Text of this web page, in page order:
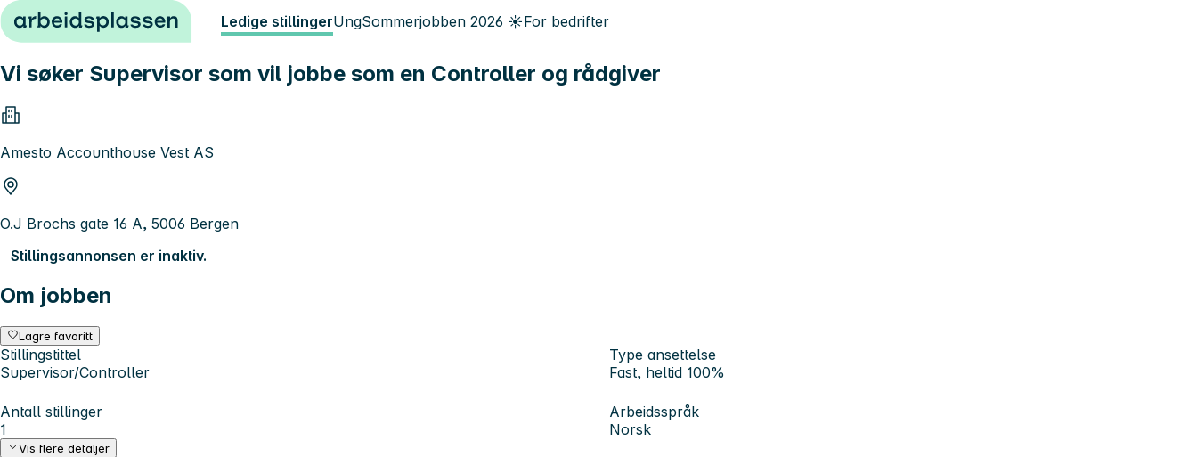
Hopp til innhold Ledige stillingerUngSommerjobben 2026 ☀️For bedrifter
Vi søker Supervisor som vil jobbe som en Controller og rådgiver
Amesto Accounthouse Vest AS
O.J Brochs gate 16 A, 5006 Bergen
Stillingsannonsen er inaktiv.
Om jobben
Lagre favoritt
Stillingstittel
Supervisor/Controller
Type ansettelse
Fast, heltid 100%
Antall stillinger
1
Arbeidsspråk
Norsk
Vis flere detaljer